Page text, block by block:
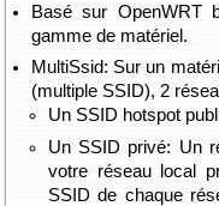
Basé sur OpenWRT
gamme de matériel.
MultiSsid: Sur un
(multiple SSID), 2
Un SSID hotspot
Un SSID privé: Un
votre réseau local
SSID de chaque